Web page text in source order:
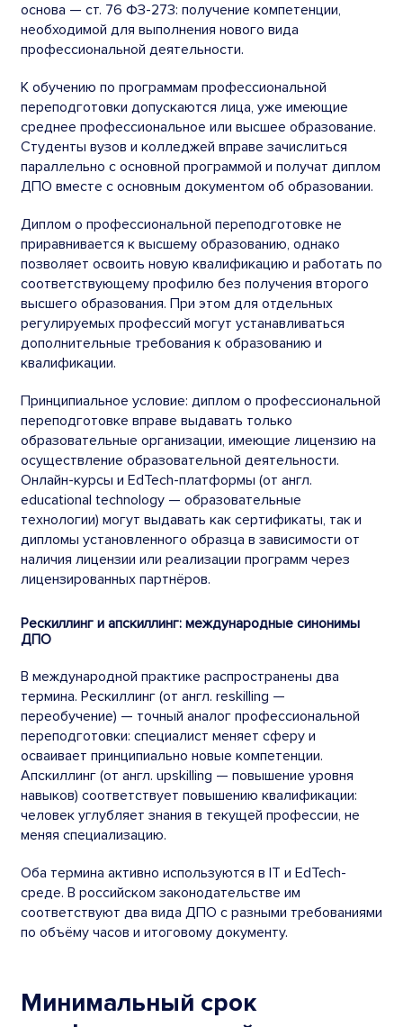
основа — ст. 76 ФЗ-273: получение компетенции,
необходимой для выполнения нового вида
профессиональной деятельности.
К обучению по программам профессиональной
переподготовки допускаются лица, уже имеющие
среднее профессиональное или высшее образование.
Студенты вузов и колледжей вправе зачислиться
параллельно с основной программой и получат диплом
ДПО вместе с основным документом об образовании.
Диплом о профессиональной переподготовке не
приравнивается к высшему образованию, однако
позволяет освоить новую квалификацию и работать по
соответствующему профилю без получения второго
высшего образования. При этом для отдельных
регулируемых профессий могут устанавливаться
дополнительные требования к образованию и
квалификации.
Принципиальное условие: диплом о профессиональной
переподготовке вправе выдавать только
образовательные организации, имеющие лицензию на
осуществление образовательной деятельности.
Онлайн-курсы и EdTech-платформы (от англ.
educational technology — образовательные
технологии) могут выдавать как сертификаты, так и
дипломы установленного образца в зависимости от
наличия лицензии или реализации программ через
лицензированных партнёров.
Рескиллинг и апскиллинг: международные синонимы
ДПО
В международной практике распространены два
термина. Рескиллинг (от англ. reskilling —
переобучение) — точный аналог профессиональной
переподготовки: специалист меняет сферу и
осваивает принципиально новые компетенции.
Апскиллинг (от англ. upskilling — повышение уровня
навыков) соответствует повышению квалификации:
человек углубляет знания в текущей профессии, не
меняя специализацию.
Оба термина активно используются в IT и EdTech-
среде. В российском законодательстве им
соответствуют два вида ДПО с разными требованиями
по объёму часов и итоговому документу.
Минимальный срок